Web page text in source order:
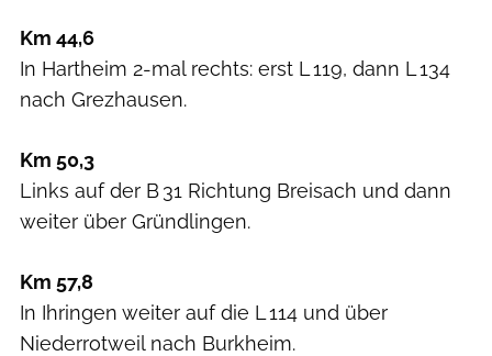
Km 44,6
In Hartheim 2-mal rechts: erst L 119, dann L 134
nach Grezhausen.
Km 50,3
Links auf der B 31 Richtung Breisach und dann
weiter über Gründlingen.
Km 57,8
In Ihringen weiter auf die L 114 und über
Niederrotweil nach Burkheim.